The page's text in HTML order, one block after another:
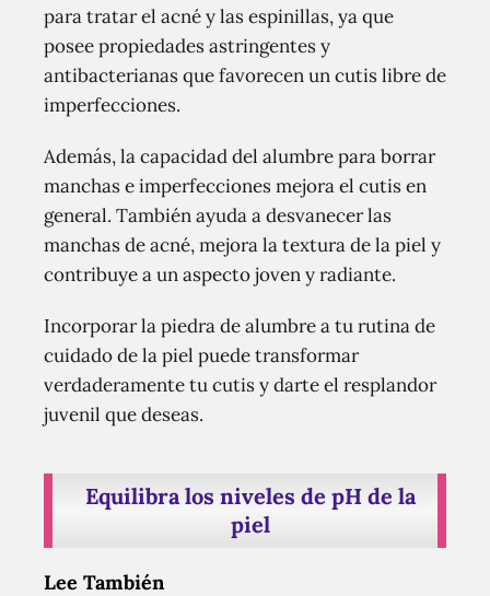
para tratar el acné y las espinillas, ya que
posee propiedades astringentes y
antibacterianas que favorecen un cutis libre de
imperfecciones.
Además, la capacidad del alumbre para borrar
manchas e imperfecciones mejora el cutis en
general. También ayuda a desvanecer las
manchas de acné, mejora la textura de la piel y
contribuye a un aspecto joven y radiante.
Incorporar la piedra de alumbre a tu rutina de
cuidado de la piel puede transformar
verdaderamente tu cutis y darte el resplandor
juvenil que deseas.
Equilibra los niveles de pH de la
piel
Lee También